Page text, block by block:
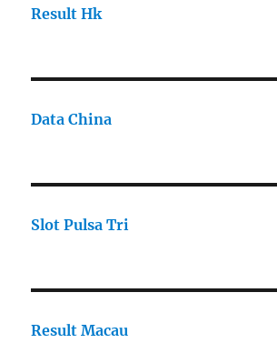
Result Hk
Data China
Slot Pulsa Tri
Result Macau